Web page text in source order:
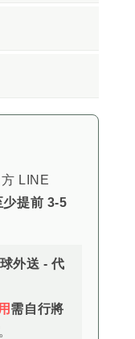
LINE
少提前 3-5
外送 - 代
需自行將
。